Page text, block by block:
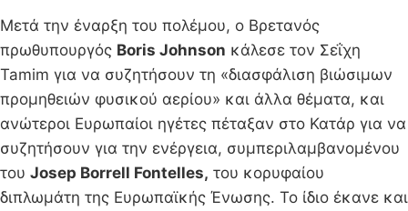
Μετά την έναρξη του πολέμου, ο Βρετανός
πρωθυπουργός Boris Johnson κάλεσε τον Σεΐχη
Tamim για να συζητήσουν τη «διασφάλιση βιώσιμων
προμηθειών φυσικού αερίου» και άλλα θέματα, και
ανώτεροι Ευρωπαίοι ηγέτες πέταξαν στο Κατάρ για να
συζητήσουν για την ενέργεια, συμπεριλαμβανομένου
του Josep Borrell Fontelles, του κορυφαίου
διπλωμάτη της Ευρωπαϊκής Ένωσης. Το ίδιο έκανε και